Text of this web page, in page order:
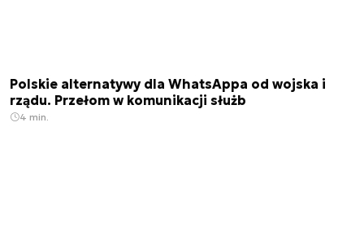
Polskie alternatywy dla WhatsAppa od wojska i
rządu. Przełom w komunikacji służb
4 min.